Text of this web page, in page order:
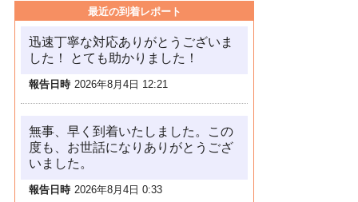
最近の到着レポート
迅速丁寧な対応ありがとうございま
した！ とても助かりました！
報告日時 2026年8月4日 12:21
無事、早く到着いたしました。この
度も、お世話になりありがとうござ
いました。
報告日時 2026年8月4日 0:33